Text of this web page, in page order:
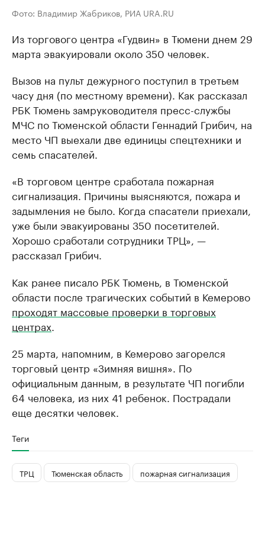
Фото: Владимир Жабриков, РИА URA.RU
Из торгового центра «Гудвин» в Тюмени днем 29
марта эвакуировали около 350 человек.
Вызов на пульт дежурного поступил в третьем
часу дня (по местному времени). Как рассказал
РБК Тюмень замруководителя пресс-службы
МЧС по Тюменской области Геннадий Грибич, на
место ЧП выехали две единицы спецтехники и
семь спасателей.
«В торговом центре сработала пожарная
сигнализация. Причины выясняются, пожара и
задымления не было. Когда спасатели приехали,
уже были эвакуированы 350 посетителей.
Хорошо сработали сотрудники ТРЦ», —
рассказал Грибич.
Как ранее писало РБК Тюмень, в Тюменской
области после трагических событий в Кемерово
проходят массовые проверки в торговых
центрах.
25 марта, напомним, в Кемерово загорелся
торговый центр «Зимняя вишня». По
официальным данным, в результате ЧП погибли
64 человека, из них 41 ребенок. Пострадали
еще десятки человек.
Теги
ТРЦ Тюменская область пожарная сигнализация